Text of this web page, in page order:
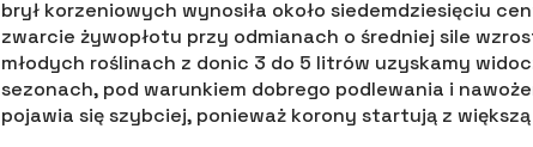
brył korzeniowych wynosiła około siedemdziesięciu
zwarcie żywopłotu przy odmianach o średniej sile
młodych roślinach z donic 3 do 5 litrów uzyskamy
sezonach, pod warunkiem dobrego podlewania i
pojawia się szybciej, ponieważ korony startują z